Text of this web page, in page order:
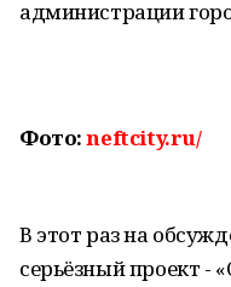
администрации
Фото:neftcity.ru/
В этот раз на
серьёзный проект -